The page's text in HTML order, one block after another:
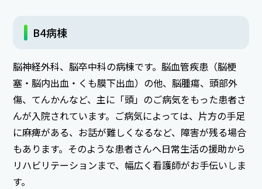
B4病棟
脳神経外科、脳卒中科の病棟です。脳血管疾患（脳梗
塞・脳内出血・くも膜下出血）の他、脳腫瘍、頭部外
傷、てんかんなど、主に「頭」のご病気をもった患者さ
んが入院されています。ご病気によっては、片方の手足
に麻痺がある、お話が難しくなるなど、障害が残る場合
もあります。そのような患者さんへ日常生活の援助から
リハビリテーションまで、幅広く看護師がお手伝いしま
す。